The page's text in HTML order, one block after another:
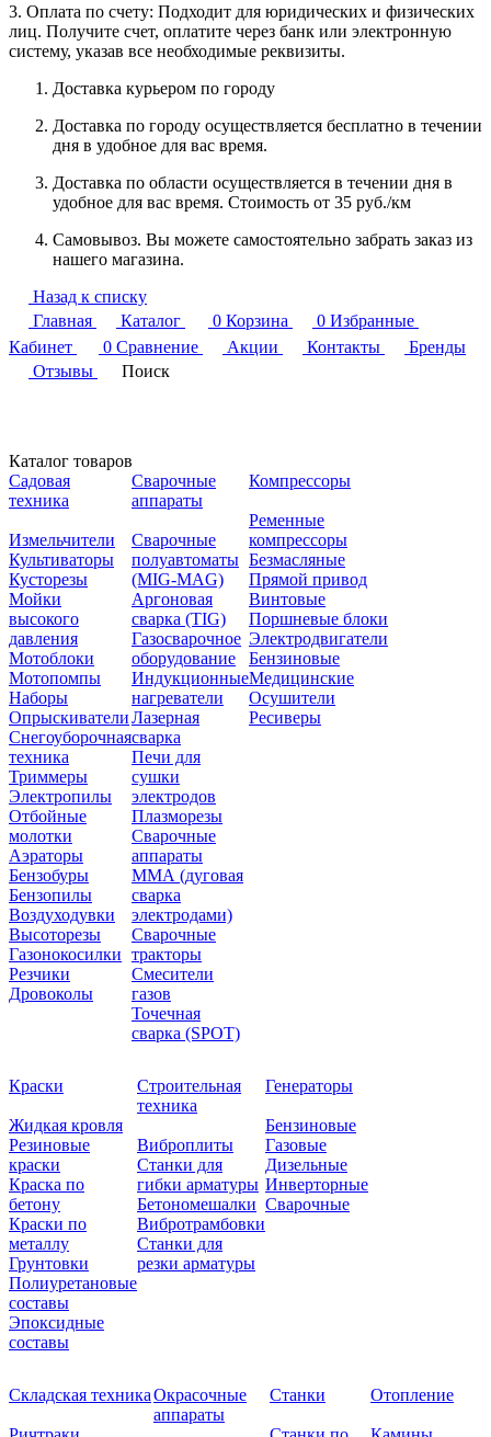
3. Оплата по счету: Подходит для юридических и физических
лиц. Получите счет, оплатите через банк или электронную
систему, указав все необходимые реквизиты.
Доставка курьером по городу
Доставка по городу осуществляется бесплатно в течении
дня в удобное для вас время.
Доставка по области осуществляется в течении дня в
удобное для вас время. Стоимость от 35 руб./км
Самовывоз. Вы можете самостоятельно забрать заказ из
нашего магазина.
Назад к списку
Главная
Каталог 0 Корзина 0 Избранные
Кабинет
0 Сравнение Акции Контакты
Бренды
Отзывы
Поиск
Каталог товаров
Садовая
техника
Измельчители
Культиваторы
Кусторезы
Мойки
высокого
давления
Мотоблоки
Мотопомпы
Наборы
Опрыскиватели
Снегоуборочная
техника
Триммеры
Электропилы
Отбойные
молотки
Аэраторы
Бензобуры
Бензопилы
Воздуходувки
Высоторезы
Газонокосилки
Резчики
Дровоколы
Сварочные
аппараты
Сварочные
полуавтоматы
(MIG-MAG)
Аргоновая
сварка (TIG)
Газосварочное
оборудование
Индукционные
нагреватели
Лазерная
сварка
Печи для
сушки
электродов
Плазморезы
Сварочные
аппараты
ММА (дуговая
сварка
электродами)
Сварочные
тракторы
Смесители
газов
Точечная
сварка (SPOT)
Компрессоры
Ременные
компрессоры
Безмасляные
Прямой привод
Винтовые
Поршневые блоки
Электродвигатели
Бензиновые
Медицинские
Осушители
Ресиверы
Краски
Жидкая кровля
Резиновые
краски
Краска по
бетону
Краски по
металлу
Грунтовки
Полиуретановые
составы
Эпоксидные
составы
Строительная
техника
Виброплиты
Станки для
гибки арматуры
Бетономешалки
Вибротрамбовки
Станки для
резки арматуры
Генераторы
Бензиновые
Газовые
Дизельные
Инверторные
Сварочные
Складская техникаОкрасочные
аппараты
Станки Отопление